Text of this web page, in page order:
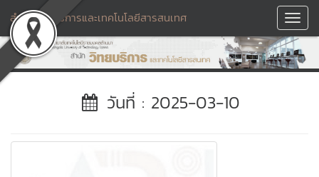
สำนักวิทยบริการและเทคโนโลยีสารสนเทศ
วันที่ : 2025-03-10